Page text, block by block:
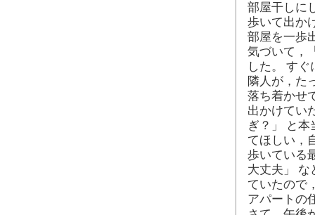
部屋干しに
歩いて出か
部屋を一歩
気づいて，
した。 す
隣人が，た
落ち着かせ
出かけてい
ぎ？」 と
てほしい，
歩いている
大丈夫」 な
ていたので
アパートの